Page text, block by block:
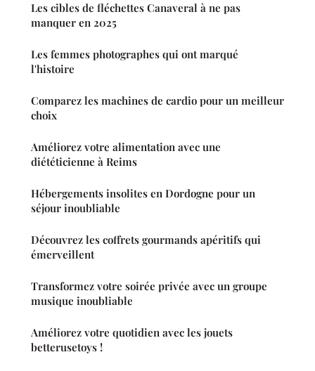
Les cibles de fléchettes Canaveral à ne pas
manquer en 2025
Les femmes photographes qui ont marqué
l'histoire
Comparez les machines de cardio pour un meilleur
choix
Améliorez votre alimentation avec une
diététicienne à Reims
Hébergements insolites en Dordogne pour un
séjour inoubliable
Découvrez les coffrets gourmands apéritifs qui
émerveillent
Transformez votre soirée privée avec un groupe
musique inoubliable
Améliorez votre quotidien avec les jouets
betterusetoys !